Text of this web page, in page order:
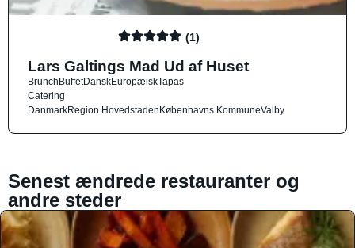
(1)
Lars Galtings Mad Ud af Huset
BrunchBuffetDanskEuropæiskTapas
Catering
DanmarkRegion HovedstadenKøbenhavns KommuneValby
Senest ændrede restauranter og
andre steder